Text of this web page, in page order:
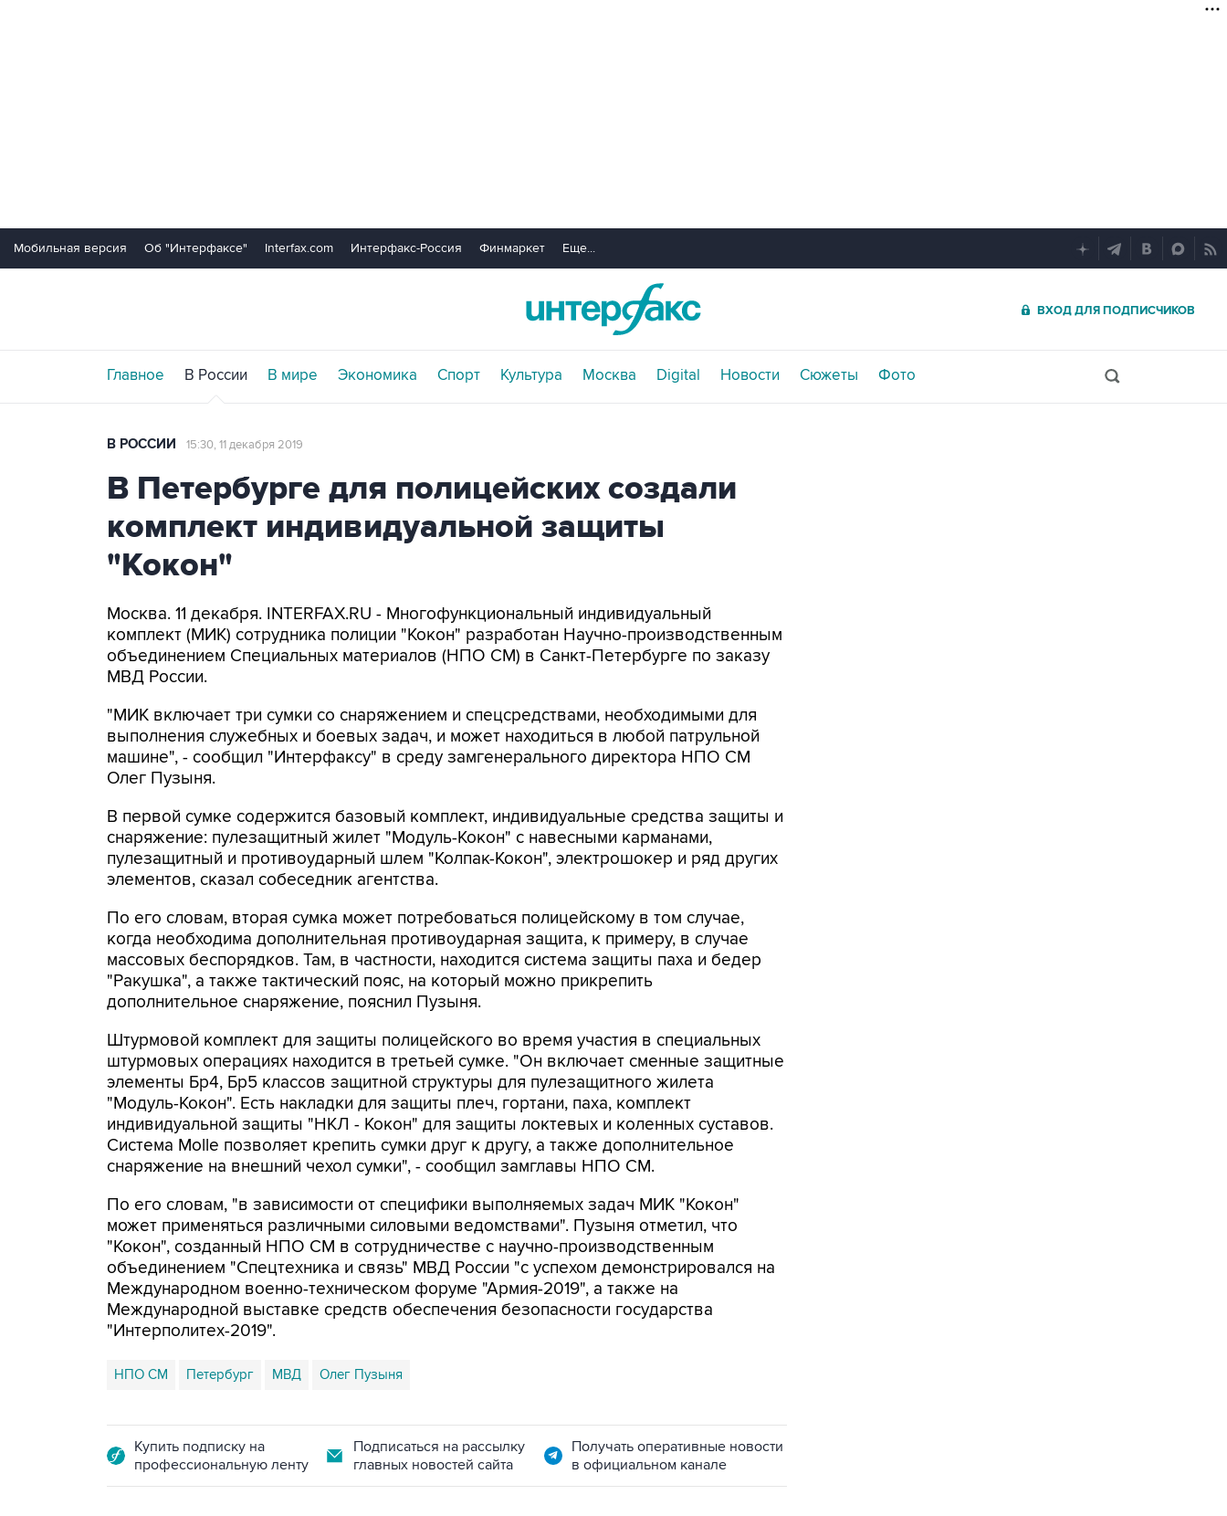
Мобильная версия Об "Интерфаксе" Interfax.com Интерфакс-Россия Финмаркет Еще...
ВХОД ДЛЯ ПОДПИСЧИКОВ
Главное В России В мире Экономика Спорт Культура Москва Digital Новости Сюжеты Фото
В РОССИИ 15:30, 11 декабря 2019
В Петербурге для полицейских создали
комплект индивидуальной защиты
"Кокон"
Москва. 11 декабря. INTERFAX.RU - Многофункциональный индивидуальный
комплект (МИК) сотрудника полиции "Кокон" разработан Научно-производственным
объединением Специальных материалов (НПО СМ) в Санкт-Петербурге по заказу
МВД России.
"МИК включает три сумки со снаряжением и спецсредствами, необходимыми для
выполнения служебных и боевых задач, и может находиться в любой патрульной
машине", - сообщил "Интерфаксу" в среду замгенерального директора НПО СМ
Олег Пузыня.
В первой сумке содержится базовый комплект, индивидуальные средства защиты и
снаряжение: пулезащитный жилет "Модуль-Кокон" с навесными карманами,
пулезащитный и противоударный шлем "Колпак-Кокон", электрошокер и ряд других
элементов, сказал собеседник агентства.
По его словам, вторая сумка может потребоваться полицейскому в том случае,
когда необходима дополнительная противоударная защита, к примеру, в случае
массовых беспорядков. Там, в частности, находится система защиты паха и бедер
"Ракушка", а также тактический пояс, на который можно прикрепить
дополнительное снаряжение, пояснил Пузыня.
Штурмовой комплект для защиты полицейского во время участия в специальных
штурмовых операциях находится в третьей сумке. "Он включает сменные защитные
элементы Бр4, Бр5 классов защитной структуры для пулезащитного жилета
"Модуль-Кокон". Есть накладки для защиты плеч, гортани, паха, комплект
индивидуальной защиты "НКЛ - Кокон" для защиты локтевых и коленных суставов.
Система Molle позволяет крепить сумки друг к другу, а также дополнительное
снаряжение на внешний чехол сумки", - сообщил замглавы НПО СМ.
По его словам, "в зависимости от специфики выполняемых задач МИК "Кокон"
может применяться различными силовыми ведомствами". Пузыня отметил, что
"Кокон", созданный НПО СМ в сотрудничестве с научно-производственным
объединением "Спецтехника и связь" МВД России "с успехом демонстрировался на
Международном военно-техническом форуме "Армия-2019", а также на
Международной выставке средств обеспечения безопасности государства
"Интерполитех-2019".
НПО СМ Петербург МВД Олег Пузыня
Купить подписку на
профессиональную ленту
Подписаться на рассылку
главных новостей сайта
Получать оперативные новости
в официальном канале